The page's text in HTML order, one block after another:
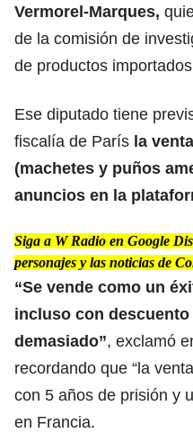
Vermorel-Marques,
de la comisión de
de productos
Ese diputado tiene
fiscalía de París la
(machetes y puños
anuncios en la
Siga a W Radio en Google
personajes y las noticias de
“Se vende como un
incluso con descuento
demasiado”, exclamó
recordando que “la
con 5 años de prisión y
en Francia.